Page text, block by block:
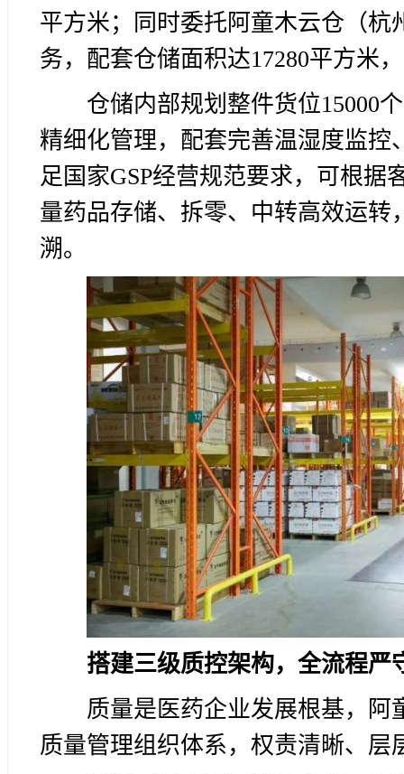
平方米；同时委托阿童木云仓（
务，配套仓储面积达17280平方米
仓储内部规划整件货位15000
精细化管理，配套完善温湿度监
足国家GSP经营规范要求，可根
量药品存储、拆零、中转高效运
溯。
搭建三级质控架构，全流程严
质量是医药企业发展根基，阿
质量管理组织体系，权责清晰、层